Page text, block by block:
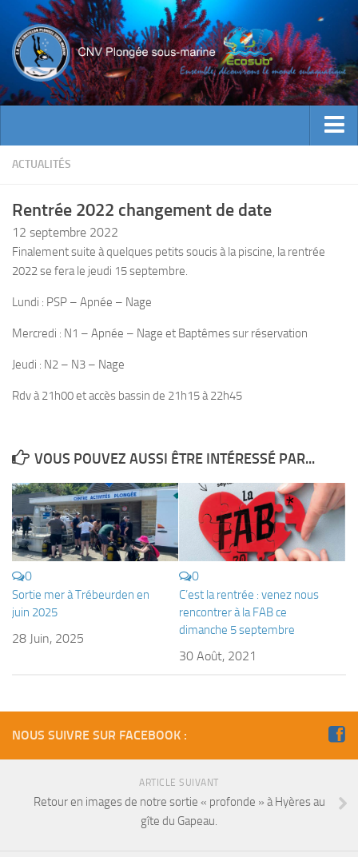
ACTUALITES
INFOS CNV
Bienvenue
Contacts
Documents utiles
Encadrement
Jeune plongeur
Plongeur N1
Plongeur N2
Plongeur N3
Guide de palanquée N4
Moniteur Fédéral
SORTIES
ACTUALITÉS
Rentrée 2022 changement de date
12 septembre 2022
Finalement suite à quelques petits soucis à la piscine, la rentrée
2022 se fera le jeudi 15 septembre.
Lundi : PSP – Apnée – Nage
Mercredi : N1 – Apnée – Nage et Baptêmes sur réservation
Jeudi : N2 – N3 – Nage
Rdv à 21h00 et accès bassin de 21h15 à 22h45
VOUS POUVEZ AUSSI ÊTRE INTÉRESSÉ PAR...
0
Sortie mer à Trébeurden en
juin 2025
28 Juin, 2025
0
C’est la rentrée : venez nous
rencontrer à la FAB ce
dimanche 5 septembre
30 Août, 2021
NOUS SUIVRE SUR FACEBOOK :
ARTICLE SUIVANT
Retour en images de notre sortie « profonde » à Hyères au
gîte du Gapeau.